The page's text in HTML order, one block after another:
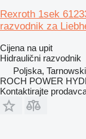
Rexroth 1sek
razvodnik za
Cijena na upit
Hidraulični razvodnik
Poljska,
ROCH POWER
Kontaktirajte